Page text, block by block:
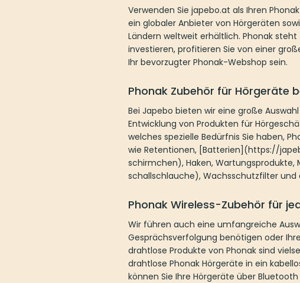
Verwenden Sie japebo.at als Ihren
ein globaler Anbieter von Hörgeräten
Ländern weltweit erhältlich. Phonak
investieren, profitieren Sie von einer
Ihr bevorzugter Phonak-Webshop sein.
Phonak Zubehör für Hörgeräte
Bei Japebo bieten wir eine große
Entwicklung von Produkten für
welches spezielle Bedürfnis Sie haben,
wie Retentionen, [Batterien](https://
schirmchen), Haken,
schallschlauche), Wachsschutzfilter und
Phonak Wireless-Zubehör für
Wir führen auch eine umfangreiche
Gesprächsverfolgung benötigen oder
drahtlose Produkte von Phonak sind
drahtlose Phonak Hörgeräte in ein
können Sie Ihre Hörgeräte über